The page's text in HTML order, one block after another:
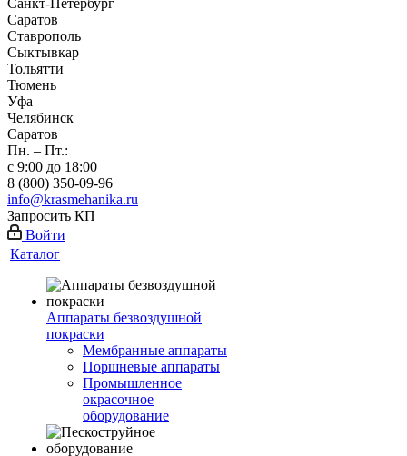
Санкт-Петербург
Саратов
Ставрополь
Сыктывкар
Тольятти
Тюмень
Уфа
Челябинск
Саратов
Пн. – Пт.:
с 9:00 до 18:00
8 (800) 350-09-96
info@krasmehanika.ru
Запросить КП
Войти
Каталог
Аппараты безвоздушной
покраски
Мембранные аппараты
Поршневые аппараты
Промышленное
окрасочное
оборудование